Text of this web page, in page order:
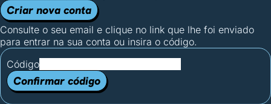
Criar nova conta
Consulte o seu email e clique no link que lhe foi enviado
para entrar na sua conta ou insira o código.
Código
Confirmar código